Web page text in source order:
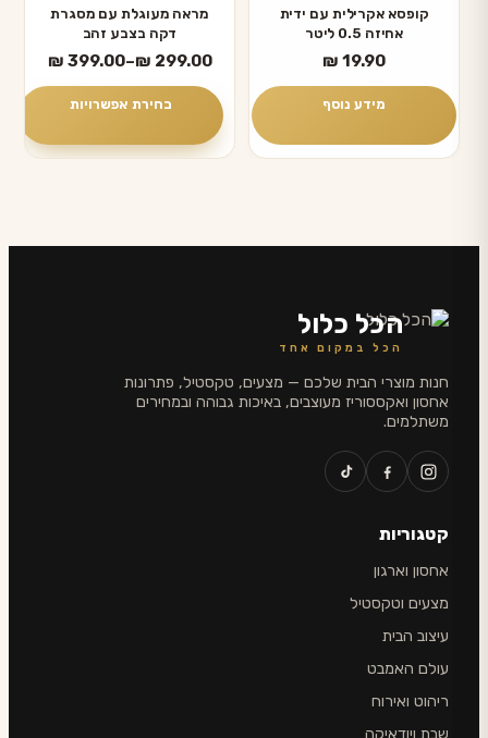
קופסא אקרילית עם ידית
אחיזה 0.5 ליטר
₪ 19.90
מידע נוסף
מראה מעוגלת עם מסגרת
דקה בצבע זהב
₪ 299.00
–
₪ 399.00
טווח
מחירים:
⁦₪ 399.00⁩
בחירת אפשרויות
סוגים.
ניתן
לבחור
את
הכל כלול
הכל במקום אחד
חנות מוצרי הבית שלכם — מצעים, טקסטיל, פתרונות
אחסון ואקססוריז מעוצבים, באיכות גבוהה ובמחירים
משתלמים.
קטגוריות
אחסון וארגון
מצעים וטקסטיל
עיצוב הבית
עולם האמבט
ריהוט ואירוח
שבת ויודאיקה